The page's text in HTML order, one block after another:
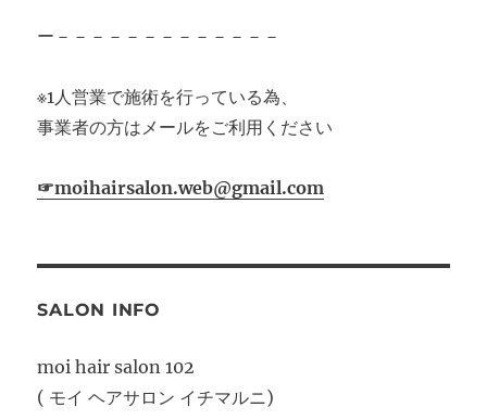
ー－－－－－－－－－－－－－
※1人営業で施術を行っている為、
事業者の方はメールをご利用ください
☞moihairsalon.web@gmail.com
SALON INFO
moi hair salon 102
( モイ ヘアサロン イチマルニ)